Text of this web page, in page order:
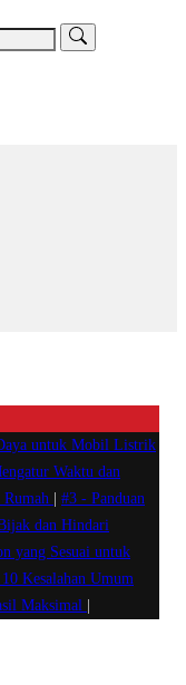
untuk Mobil Listrik
Waktu dan
#3 - Panduan
dan Hindari
yang Sesuai untuk
10 Kesalahan Umum
Maksimal